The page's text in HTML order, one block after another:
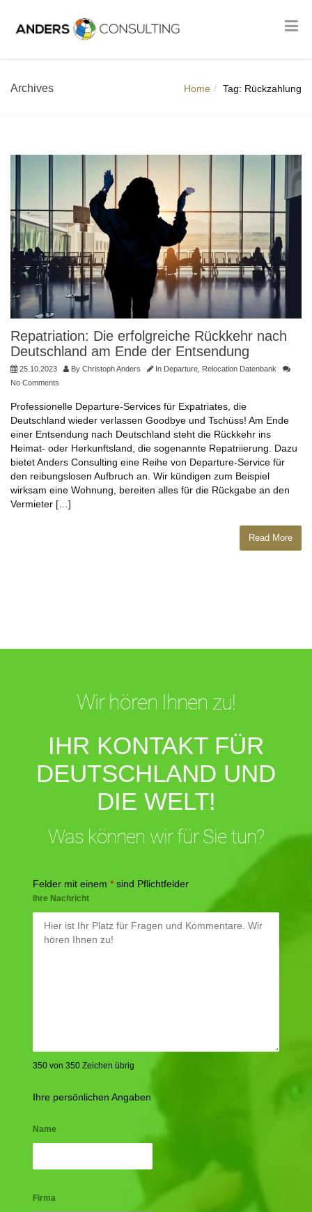
Archives Home Tag: Rückzahlung
Repatriation: Die erfolgreiche Rückkehr nach
Deutschland am Ende der Entsendung
25.10.2023 By Christoph Anders In Departure Relocation Datenbank
No Comments
Professionelle Departure-Services für Expatriates, die
Deutschland wieder verlassen Goodbye und Tschüss! Am Ende
einer Entsendung nach Deutschland steht die Rückkehr ins
Heimat- oder Herkunftsland, die sogenannte Repatriierung. Dazu
bietet Anders Consulting eine Reihe von Departure-Service für
den reibungslosen Aufbruch an. Wir kündigen zum Beispiel
wirksam eine Wohnung, bereiten alles für die Rückgabe an den
Vermieter […]
Read More
Wir hören Ihnen zu!
IHR KONTAKT FÜR
DEUTSCHLAND UND
DIE WELT!
Was können wir für Sie tun?
Felder mit einem * sind Pflichtfelder
Ihre Nachricht
350 von 350 Zeichen übrig
Ihre persönlichen Angaben
Name
Firma